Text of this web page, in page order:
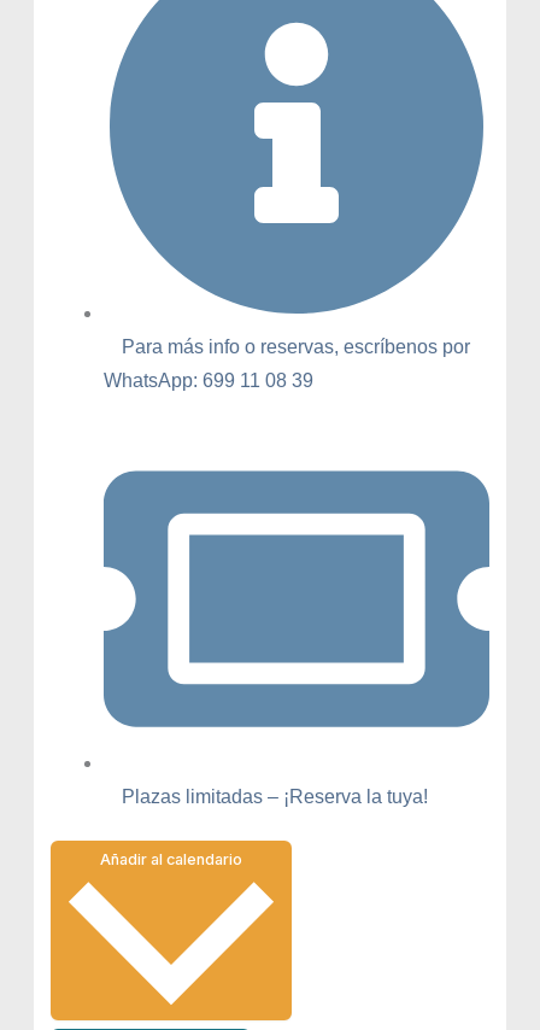
Para más info o reservas, escríbenos por
WhatsApp: 699 11 08 39
Plazas limitadas – ¡Reserva la tuya!